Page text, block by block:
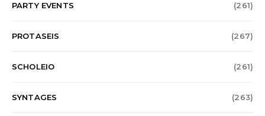
PARTY EVENTS (261)
PROTASEIS (267)
SCHOLEIO (261)
SYNTAGES (263)